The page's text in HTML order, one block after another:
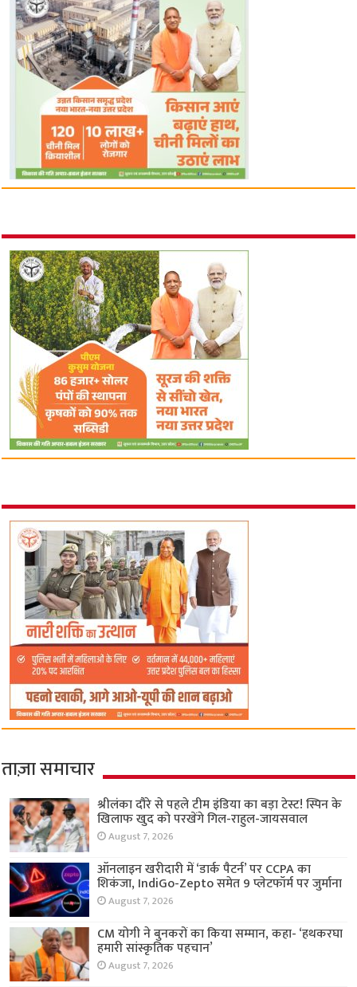
ताज़ा समाचार
श्रीलंका दौरे से पहले टीम इंडिया का बड़ा टेस्ट! स्पिन के
खिलाफ खुद को परखेंगे गिल-राहुल-जायसवाल
August 7, 2026
ऑनलाइन खरीदारी में ‘डार्क पैटर्न’ पर CCPA का
शिकंजा, IndiGo-Zepto समेत 9 प्लेटफॉर्म पर जुर्माना
August 7, 2026
CM योगी ने बुनकरों का किया सम्मान, कहा- ‘हथकरघा
हमारी सांस्कृतिक पहचान’
August 7, 2026